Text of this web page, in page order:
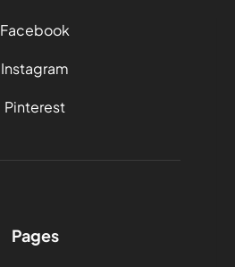
Facebook
Instagram
Pinterest
Pages